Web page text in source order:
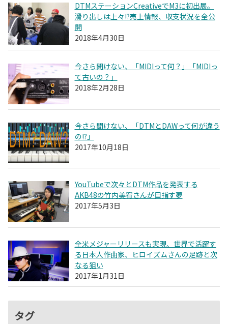
DTMステーションCreativeでM3に初出展。
滑り出しは上々!?売上情報、収支状況を全公
開
2018年4月30日
今さら聞けない、「MIDIって何？」「MIDIっ
て古いの？」
2018年2月28日
今さら聞けない、「DTMとDAWって何が違う
の!?」
2017年10月18日
YouTubeで次々とDTM作品を発表する
AKB48の竹内美宥さんが目指す夢
2017年5月3日
全米メジャーリリースも実現、世界で活躍す
る日本人作曲家、ヒロイズムさんの足跡と次
なる狙い
2017年1月31日
タグ